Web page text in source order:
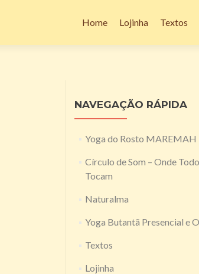
para
conteúdo
Home Lojinha Textos
NAVEGAÇÃO RÁPIDA
Yoga do Rosto MAREMAH
Círculo de Som – Onde
Tocam
Naturalma
Yoga Butantã Presencial e
Textos
Lojinha